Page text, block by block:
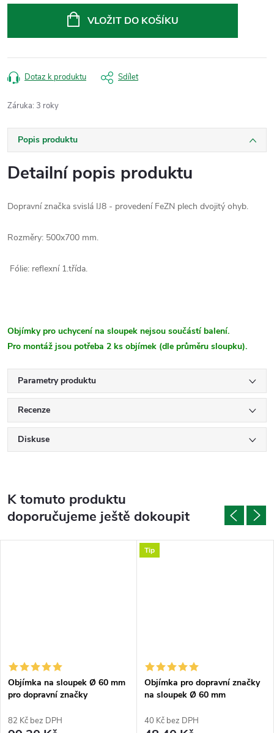
VLOŽIT DO KOŠÍKU
Dotaz k produktu Sdílet
Záruka: 3 roky
Popis produktu
Detailní popis produktu
Dopravní značka svislá IJ8 - provedení FeZN plech dvojitý ohyb.
Rozměry: 500x700 mm.
Fólie: reflexní 1.třída.
Objímky pro uchycení na sloupek nejsou součástí balení.
Pro montáž jsou potřeba 2 ks objímek (dle průměru sloupku).
Parametry produktu
Recenze
Diskuse
K tomuto produktu
doporučujeme ještě dokoupit
Objímka na sloupek Ø 60 mm
pro dopravní značky
82 Kč bez DPH
Tip
Objímka pro dopravní značky
na sloupek Ø 60 mm
40 Kč bez DPH